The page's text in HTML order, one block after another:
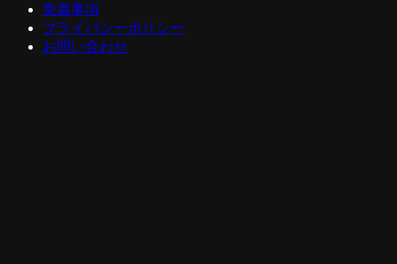
免責事項
プライバシーポリシー
お問い合わせ